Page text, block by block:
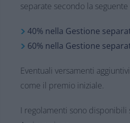
separate secondo la
​40% nella Gestione
60% nella Gestione
​Eventuali versamenti
come il premio iniziale.​
I regolamenti sono disponibili